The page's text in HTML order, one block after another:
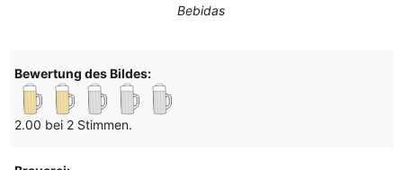
Bebidas
Bewertung des Bildes:
2.00 bei 2 Stimmen.